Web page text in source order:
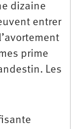
dizaine
entrer
prime
Les